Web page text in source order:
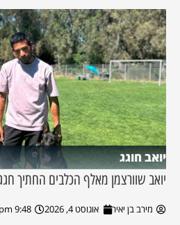
יואב חוגג
יואב שוורצמן מאלף הכלבים החתיך
מירב בן יאיר אוגוסט 4, 2026 9:48 pm